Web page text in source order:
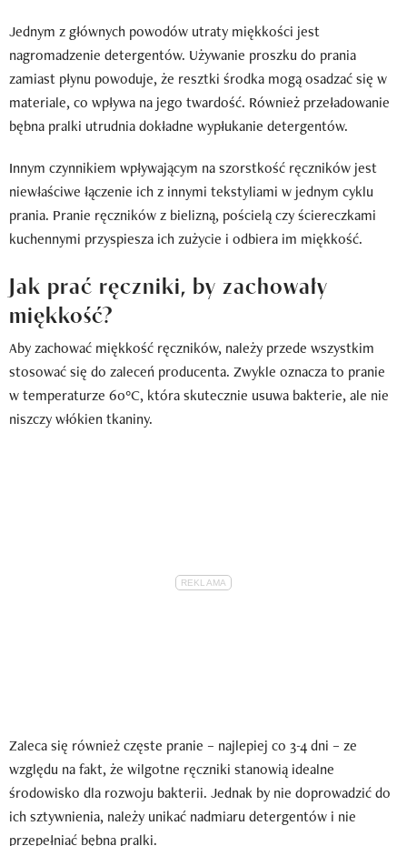
Jednym z głównych powodów utraty miękkości jest
nagromadzenie detergentów. Używanie proszku do prania
zamiast płynu powoduje, że resztki środka mogą osadzać się w
materiale, co wpływa na jego twardość. Również przeładowanie
bębna pralki utrudnia dokładne wypłukanie detergentów.
Innym czynnikiem wpływającym na szorstkość ręczników jest
niewłaściwe łączenie ich z innymi tekstyliami w jednym cyklu
prania. Pranie ręczników z bielizną, pościelą czy ściereczkami
kuchennymi przyspiesza ich zużycie i odbiera im miękkość.
Jak prać ręczniki, by zachowały
miękkość?
Aby zachować miękkość ręczników, należy przede wszystkim
stosować się do zaleceń producenta. Zwykle oznacza to pranie
w temperaturze 60°C, która skutecznie usuwa bakterie, ale nie
niszczy włókien tkaniny.
Zaleca się również częste pranie – najlepiej co 3-4 dni – ze
względu na fakt, że wilgotne ręczniki stanowią idealne
środowisko dla rozwoju bakterii. Jednak by nie doprowadzić do
ich sztywnienia, należy unikać nadmiaru detergentów i nie
przepełniać bębna pralki.